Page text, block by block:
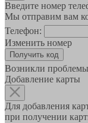
Введите номер
Мы отправим вам
Телефон:
Изменить номер
Возникли
Добавление карты
Для добавления
при получении